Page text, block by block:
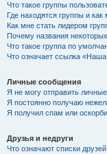
Что такое группы
Где находятся группы и
Как мне стать лидером
Почему названия
Что такое группа по
Что означает ссылка
Личные сообщения
Я не могу отправить
Я постоянно получаю
Я получил спам или
Друзья и недруги
Что означают списки